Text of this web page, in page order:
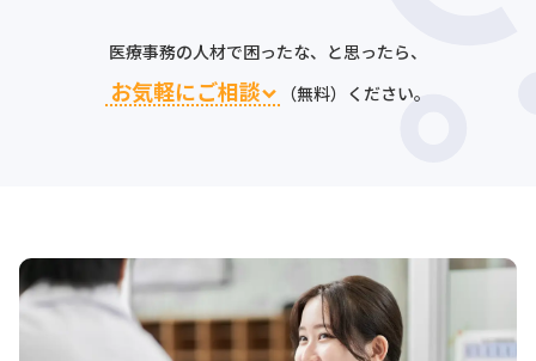
医療事務の人材で困ったな、と思ったら、
お気軽にご相談 （無料）ください。